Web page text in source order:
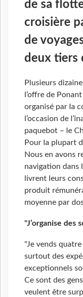
de sa
croisière
de
deux tiers
Plusieurs
l’offre de
organisé par la
l’occasion de
paquebot – le
Pour la plupart
Nous en avons
navigation dans
livrent leurs
produit
moyenne par
"J’organise des
"Je vends
surtout des
exceptionnels
Ce sont des
veulent être